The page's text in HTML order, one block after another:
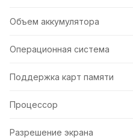
Объем аккумулятора
Операционная система
Поддержка карт памяти
Процессор
Разрешение экрана